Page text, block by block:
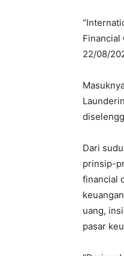
Financial
22/08/
Dari
prinsip-
financial
uang,
pasar